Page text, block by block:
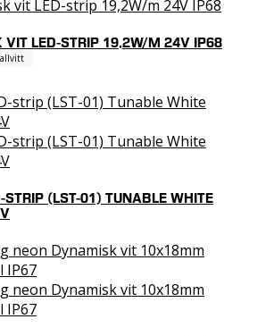
VIT LED-STRIP 19,2W/M 24V IP68
STRIP (LST-01) TUNABLE WHITE